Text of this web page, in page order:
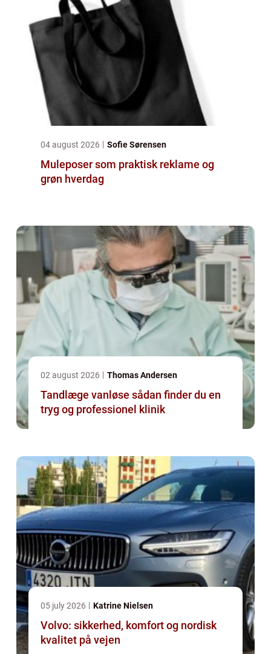
04 august 2026 Sofie Sørensen
Muleposer som praktisk reklame og
grøn hverdag
02 august 2026 Thomas Andersen
Tandlæge vanløse sådan finder du en
tryg og professionel klinik
05 july 2026 Katrine Nielsen
Volvo: sikkerhed, komfort og nordisk
kvalitet på vejen